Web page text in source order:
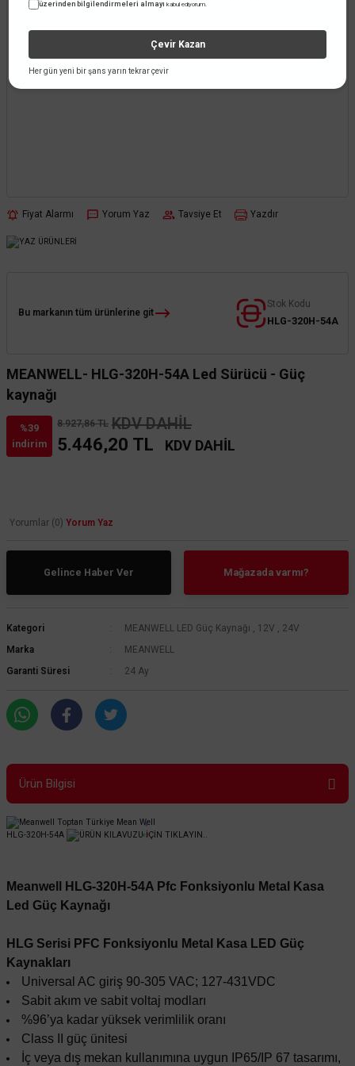
Fiyat Alarmı Yorum Yaz Tavsiye Et Yazdır
Bu markanın tüm ürünlerine git
Stok Kodu
HLG-320H-54A
MEANWELL- HLG-320H-54A Led Sürücü - Güç
kaynağı
%39
indirim
8.927,86 TL KDV DAHİL
5.446,20 TL KDV DAHİL
Yorumlar (0) Yorum Yaz
Gelince Haber Ver Mağazada varmı?
Kategori MEANWELL LED Güç Kaynağı 12V
24V
Marka
MEANWELL
Garanti Süresi
24 Ay
Ürün Bilgisi
HLG-320H-54A ÜRÜN KILAVUZU İÇİN TIKLAYIN..
Meanwell HLG-320H-54A Pfc Fonksiyonlu Metal Kasa
Led Güç Kaynağı
HLG Serisi PFC Fonksiyonlu Metal Kasa LED Güç
Kaynakları
Universal AC giriş 90-305 VAC; 127-431VDC
Sabit akım ve sabit voltaj modları
%96’ya kadar yüksek verimlilik oranı
Class II güç ünitesi
İç veya dış mekan kullanımına uygun IP65/IP 67 tasarımı,
üzerinden bilgilendirmeleri almayı kabul ediyorum.
Çevir Kazan
Her gün yeni bir şans yarın tekrar çevir